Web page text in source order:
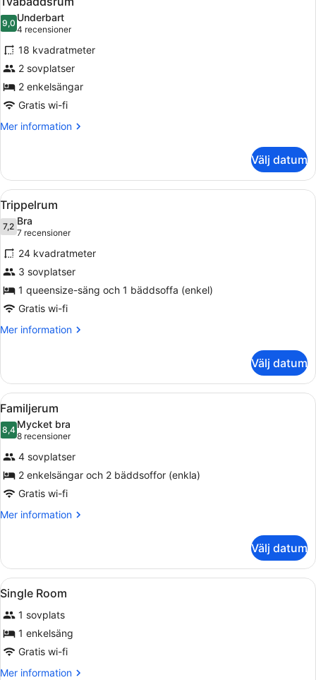
alla
foton
för
Tvåbäddsrum
9,09,0 av 10
Underbart
4 recensioner
(4 recensioner)
18 kvadratmeter
2 sovplatser
2 enkelsängar
Gratis wi-fi
Mer information
Mer
Välj datum
Öppna
alla
foton
för
Trippelrum
Ett hotellrum med två sängar, en
7
Trippelrum
7,27,2 av 10
Bra
7 recensioner
(7 recensioner)
24 kvadratmeter
3 sovplatser
1 queensize-säng och 1 bäddsoffa (enkel)
Gratis wi-fi
Mer information
Mer
Välj datum
Öppna
alla
foton
för
Familjerum
Ett hotellrum med två sängar, ett
4
Familjerum
8,48,4 av 10
Mycket bra
8 recensioner
(8 recensioner)
4 sovplatser
2 enkelsängar och 2 bäddsoffor (enkla)
Gratis wi-fi
Mer information
Mer
Välj datum
Öppna
alla
foton
för
Single
Room
Sängtillbehör av högsta kvalitet
1
Single Room
1 sovplats
1 enkelsäng
Gratis wi-fi
Mer information
Mer